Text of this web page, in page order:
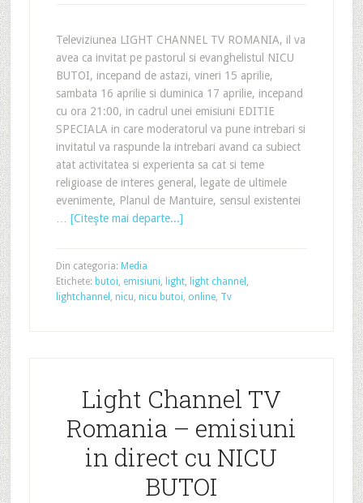
Televiziunea LIGHT CHANNEL TV ROMANIA, il va
avea ca invitat pe pastorul si evanghelistul NICU
BUTOI, incepand de astazi, vineri 15 aprilie,
sambata 16 aprilie si duminica 17 aprilie, incepand
cu ora 21:00, in cadrul unei emisiuni EDITIE
SPECIALA in care moderatorul va pune intrebari si
invitatul va raspunde la intrebari avand ca subiect
atat activitatea si experienta sa cat si teme
religioase de interes general, legate de ultimele
evenimente, Planul de Mantuire, sensul existentei
[Citeşte mai departe...]
Din categoria: Media
Etichete: butoi, emisiuni, light, light channel ,
lightchannel , nicu, nicu butoi, online, Tv
Light Channel TV
Romania – emisiuni
in direct cu NICU
BUTOI